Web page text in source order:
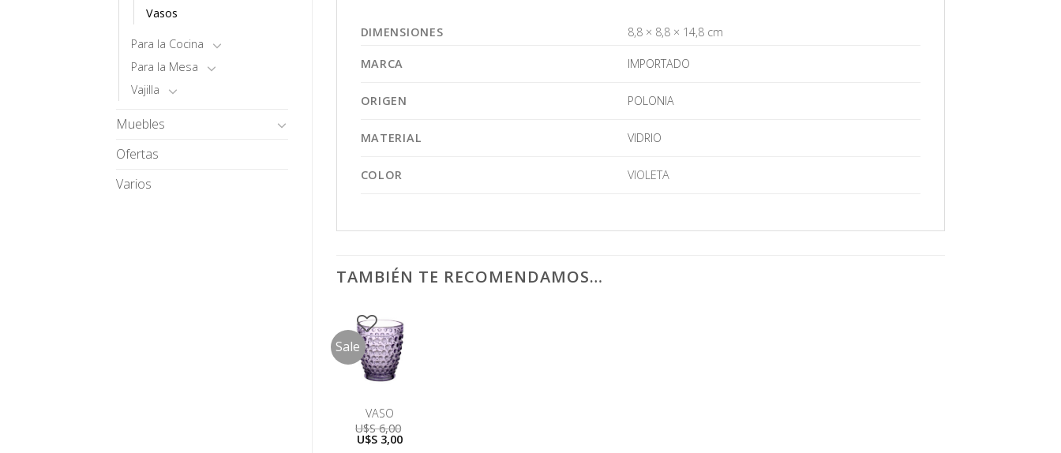
Vasos
Para la Cocina
Para la Mesa
Vajilla
Muebles
Ofertas
Varios
DIMENSIONES 8,8 × 8,8 × 14,8 cm
MARCA IMPORTADO
ORIGEN POLONIA
MATERIAL VIDRIO
COLOR VIOLETA
TAMBIÉN TE RECOMENDAMOS…
Sale
VASO
U$S6,00
El
precio
U$S 3,00El